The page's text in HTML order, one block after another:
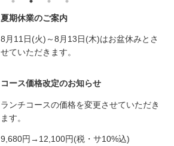
夏期休業のご案内
8月11日(火)～8月13日(木)はお盆休みとさ
せていただきます。
コース価格改定のお知らせ
ランチコースの価格を変更させていただき
ます。
9,680円→12,100円(税・サ10%込)